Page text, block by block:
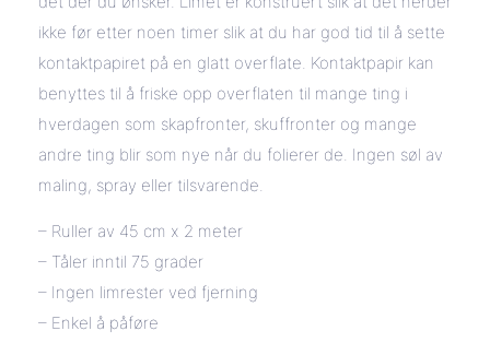
ikke før etter noen timer slik at du har god tid til å sette
kontaktpapiret på en glatt overflate. Kontaktpapir kan
benyttes til å friske opp overflaten til mange ting i
hverdagen som skapfronter, skuffronter og mange
andre ting blir som nye når du folierer de. Ingen søl av
maling, spray eller tilsvarende.
– Ruller av 45 cm x 2 meter
– Tåler inntil 75 grader
– Ingen limrester ved fjerning
– Enkel å påføre